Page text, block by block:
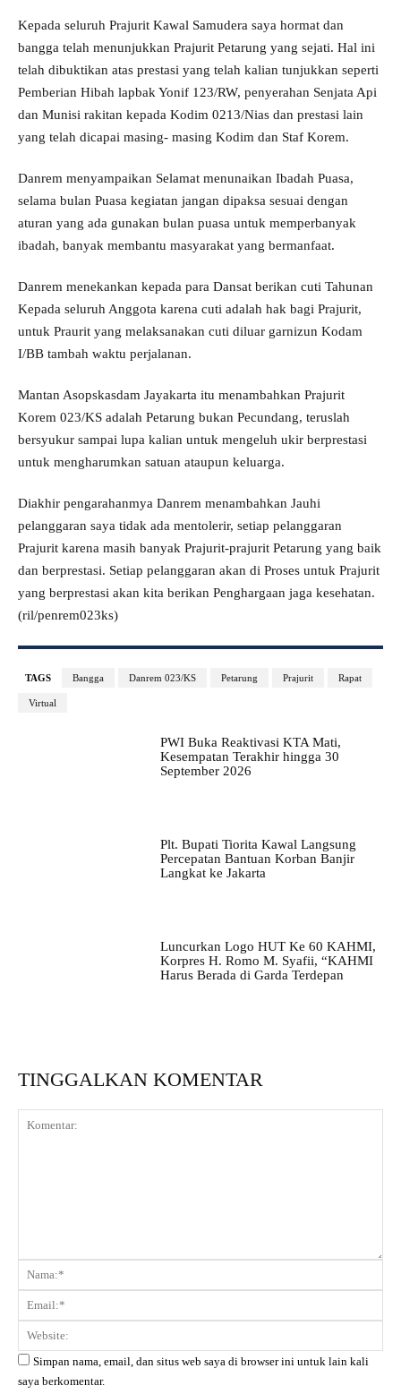
Kepada seluruh Prajurit Kawal Samudera saya hormat dan
bangga telah menunjukkan Prajurit Petarung yang sejati. Hal ini
telah dibuktikan atas prestasi yang telah kalian tunjukkan seperti
Pemberian Hibah lapbak Yonif 123/RW, penyerahan Senjata Api
dan Munisi rakitan kepada Kodim 0213/Nias dan prestasi lain
yang telah dicapai masing- masing Kodim dan Staf Korem.
Danrem menyampaikan Selamat menunaikan Ibadah Puasa,
selama bulan Puasa kegiatan jangan dipaksa sesuai dengan
aturan yang ada gunakan bulan puasa untuk memperbanyak
ibadah, banyak membantu masyarakat yang bermanfaat.
Danrem menekankan kepada para Dansat berikan cuti Tahunan
Kepada seluruh Anggota karena cuti adalah hak bagi Prajurit,
untuk Praurit yang melaksanakan cuti diluar garnizun Kodam
I/BB tambah waktu perjalanan.
Mantan Asopskasdam Jayakarta itu menambahkan Prajurit
Korem 023/KS adalah Petarung bukan Pecundang, teruslah
bersyukur sampai lupa kalian untuk mengeluh ukir berprestasi
untuk mengharumkan satuan ataupun keluarga.
Diakhir pengarahanmya Danrem menambahkan Jauhi
pelanggaran saya tidak ada mentolerir, setiap pelanggaran
Prajurit karena masih banyak Prajurit-prajurit Petarung yang baik
dan berprestasi. Setiap pelanggaran akan di Proses untuk Prajurit
yang berprestasi akan kita berikan Penghargaan jaga kesehatan.
(ril/penrem023ks)
TAGS Bangga Danrem 023/KS Petarung Prajurit Rapat
Virtual
PWI Buka Reaktivasi KTA Mati,
Kesempatan Terakhir hingga 30
September 2026
Plt. Bupati Tiorita Kawal Langsung
Percepatan Bantuan Korban Banjir
Langkat ke Jakarta
Luncurkan Logo HUT Ke 60 KAHMI,
Korpres H. Romo M. Syafii, “KAHMI
Harus Berada di Garda Terdepan
TINGGALKAN KOMENTAR
Komentar:
Simpan nama, email, dan situs web saya di browser ini untuk lain kali
saya berkomentar.